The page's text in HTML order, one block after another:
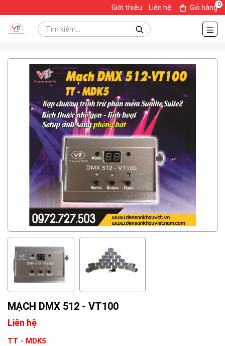
Giới thiệu Liên hệ Giỏ hàng0
MẠCH DMX 512 - VT100
Liên hệ
TT - MDK5